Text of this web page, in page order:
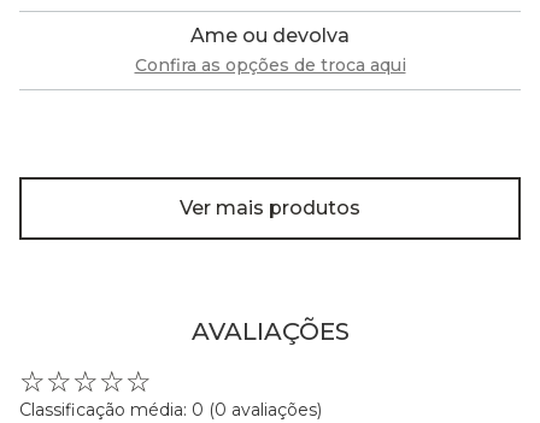
Ame ou devolva
Confira as opções de troca aqui
Ver mais produtos
AVALIAÇÕES
☆☆☆☆☆
Classificação média: 0 (0 avaliações)